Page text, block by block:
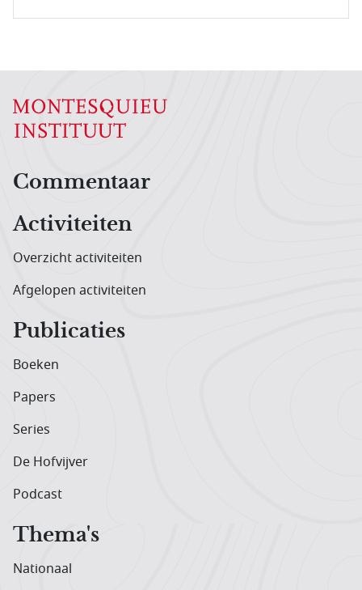
Hoofdnavigatiemenu
Commentaar
Activiteiten
Overzicht activiteiten
Afgelopen activiteiten
Publicaties
Boeken
Papers
Series
De Hofvijver
Podcast
Thema's
Nationaal